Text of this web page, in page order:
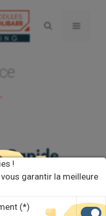
!
garantir la meilleure
(*)